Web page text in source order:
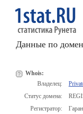
Данные по
Whois:
Владелец:
Статус домена:
Регистратор: